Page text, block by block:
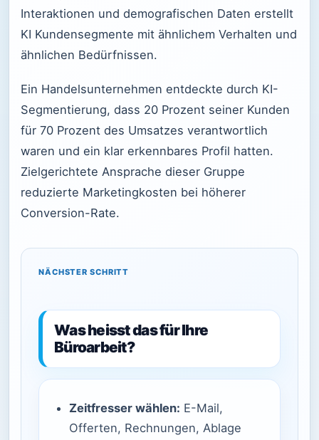
Interaktionen und demografischen Daten erstellt
KI Kundensegmente mit ähnlichem Verhalten und
ähnlichen Bedürfnissen.
Ein Handelsunternehmen entdeckte durch KI-
Segmentierung, dass 20 Prozent seiner Kunden
für 70 Prozent des Umsatzes verantwortlich
waren und ein klar erkennbares Profil hatten.
Zielgerichtete Ansprache dieser Gruppe
reduzierte Marketingkosten bei höherer
Conversion-Rate.
NÄCHSTER SCHRITT
Was heisst das für Ihre
Büroarbeit?
Zeitfresser wählen: E-Mail,
Offerten, Rechnungen, Ablage